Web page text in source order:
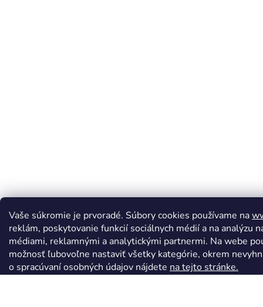
Vaše súkromie je prvoradé. Súbory cookies používame na
reklám, poskytovanie funkcií sociálnych médií a na analýzu
médiami, reklamnými a analytickými partnermi. Na webe
možnosť ľubovoľne nastaviť všetky kategórie, okrem
o spracúvaní osobných údajov nájdete na tejto stránke.